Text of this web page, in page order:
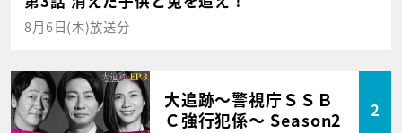
8月6日(木)放送分
大追跡～警視庁ＳＳＢ
Ｃ強行犯係～ Season2
2